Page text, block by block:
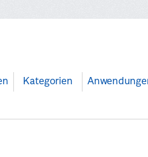
Kategorien